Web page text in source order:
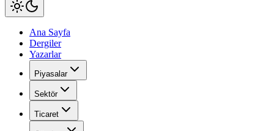
Ana Sayfa
Dergiler
Yazarlar
Piyasalar
Sektör
Ticaret